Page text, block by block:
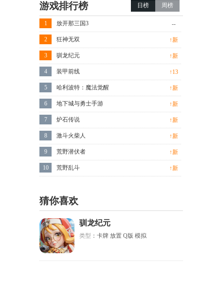
游戏排行榜 日榜 周榜
1 放开那三国3 --
2 狂神无双 ↑新
3 驯龙纪元 ↑新
4 装甲前线 ↑13
5 哈利波特：魔法觉醒 ↑新
6 地下城与勇士手游 ↑新
7 炉石传说 ↑新
8 激斗火柴人 ↑新
9 荒野潜伏者 ↑新
10 荒野乱斗 ↑新
猜你喜欢
驯龙纪元
类型 ：卡牌 放置 Q版 模拟